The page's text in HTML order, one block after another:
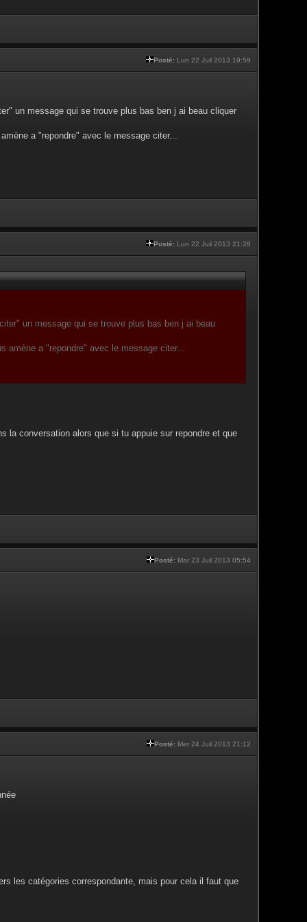
Posté: Lun 22 Juil 2013 19:59
un message qui se trouve plus bas ben j ai beau cliquer
a "repondre" avec le message citer...
Posté: Lun 22 Juil 2013 21:28
un message qui se trouve plus bas ben j ai beau
amène a "repondre" avec le message citer...
la conversation alors que si tu appuie sur repondre et que
Posté: Mar 23 Juil 2013 05:54
Posté: Mer 24 Juil 2013 21:12
les catégories correspondante, mais pour cela il faut que